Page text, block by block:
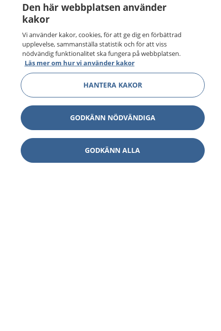
Den här webbplatsen använder
kakor
Vi använder kakor, cookies, för att ge dig en förbättrad
upplevelse, sammanställa statistik och för att viss
nödvändig funktionalitet ska fungera på webbplatsen.
Läs mer om hur vi använder kakor
HANTERA KAKOR
GODKÄNN NÖDVÄNDIGA
GODKÄNN ALLA